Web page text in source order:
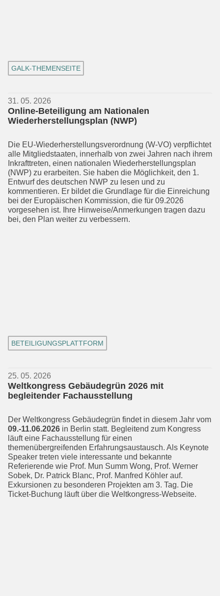
GALK-THEMENSEITE
31. 05. 2026
Online-Beteiligung am Nationalen
Wiederherstellungsplan (NWP)
Die EU-Wiederherstellungsverordnung (W-VO) verpflichtet
alle Mitgliedstaaten, innerhalb von zwei Jahren nach ihrem
Inkrafttreten, einen nationalen Wieder­herstellungsplan
(NWP) zu erarbeiten. Sie haben die Möglichkeit, den 1.
Entwurf des deutschen NWP zu lesen und zu
kommentieren. Er bildet die Grundlage für die Einreichung
bei der Europäischen Kommission, die für 09.2026
vorgesehen ist. Ihre Hinweise/Anmerkungen tragen dazu
bei, den Plan weiter zu verbessern.
BETEILIGUNGSPLATTFORM
25. 05. 2026
Weltkongress Gebäudegrün 2026 mit
begleitender Fachausstellung
Der Weltkongress Gebäudegrün findet in diesem Jahr vom
09.-11.06.2026 in Berlin statt. Begleitend zum Kongress
läuft eine Fachausstellung für einen
themenübergreifenden Erfahrungsaus­tausch. Als Keynote
Speaker treten viele interessante und bekannte
Referierende wie Prof. Mun Summ Wong, Prof. Werner
Sobek, Dr. Patrick Blanc, Prof. Manfred Köhler auf.
Exkursionen zu besonderen Projekten am 3. Tag. Die
Ticket-Buchung läuft über die Weltkongress-Webseite.